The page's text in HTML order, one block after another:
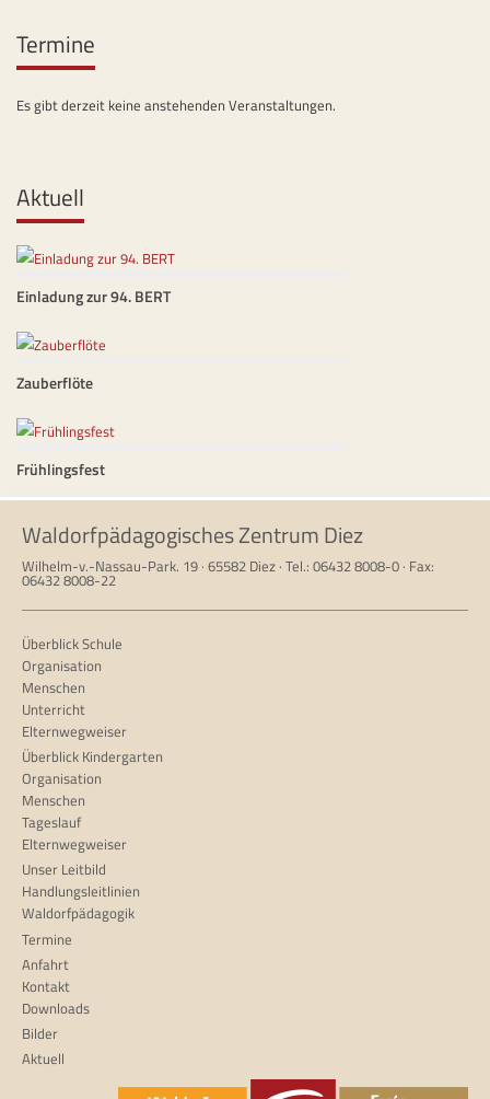
Termine
Es gibt derzeit keine anstehenden Veranstaltungen.
Aktuell
Einladung zur 94. BERT
Zauberflöte
Frühlingsfest
Waldorfpädagogisches Zentrum Diez
Wilhelm-v.-Nassau-Park. 19 · 65582 Diez · Tel.: 06432 8008-0 · Fax:
06432 8008-22
Überblick Schule
Organisation
Menschen
Unterricht
Elternwegweiser
Überblick Kindergarten
Organisation
Menschen
Tageslauf
Elternwegweiser
Unser Leitbild
Handlungsleitlinien
Waldorfpädagogik
Termine
Anfahrt
Kontakt
Downloads
Bilder
Aktuell